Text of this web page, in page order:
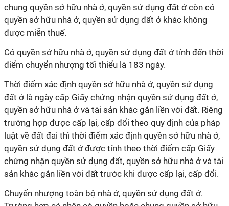
chung quyền sở hữu nhà ở, quyền sử dụng đất ở còn có
quyền sở hữu nhà ở, quyền sử dụng đất ở khác không
được miễn thuế.
Có quyền sở hữu nhà ở, quyền sử dụng đất ở tính đến thời
điểm chuyển nhượng tối thiểu là 183 ngày.
Thời điểm xác định quyền sở hữu nhà ở, quyền sử dụng
đất ở là ngày cấp Giấy chứng nhận quyền sử dụng đất ở,
quyền sở hữu nhà ở và tài sản khác gắn liền với đất. Riêng
trường hợp được cấp lại, cấp đổi theo quy định của pháp
luật về đất đai thì thời điểm xác định quyền sở hữu nhà ở,
quyền sử dụng đất ở được tính theo thời điểm cấp Giấy
chứng nhận quyền sử dụng đất, quyền sở hữu nhà ở và tài
sản khác gắn liền với đất trước khi được cấp lại, cấp đổi.
Chuyển nhượng toàn bộ nhà ở, quyền sử dụng đất ở.